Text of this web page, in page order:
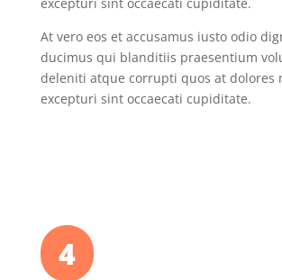
At vero eos et accusamus iusto odio
ducimus qui blanditiis praesentium
deleniti atque corrupti quos at dolores
excepturi sint occaecati cupiditate.
4